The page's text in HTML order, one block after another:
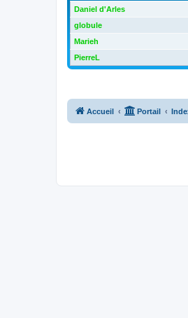
Daniel d'Arles
globule
Marieh
PierreL
Accueil Portail